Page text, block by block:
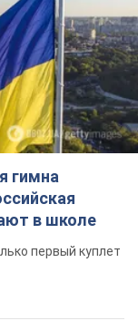
гимна
в школе
первый куплет